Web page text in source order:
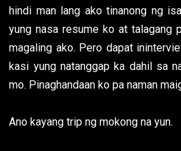
hindi man lang ako tinanong ng
yung nasa resume ko at talagang
magaling ako. Pero dapat
kasi yung natanggap ka dahil sa
mo. Pinaghandaan ko pa naman
Ano kayang trip ng mokong na yun.